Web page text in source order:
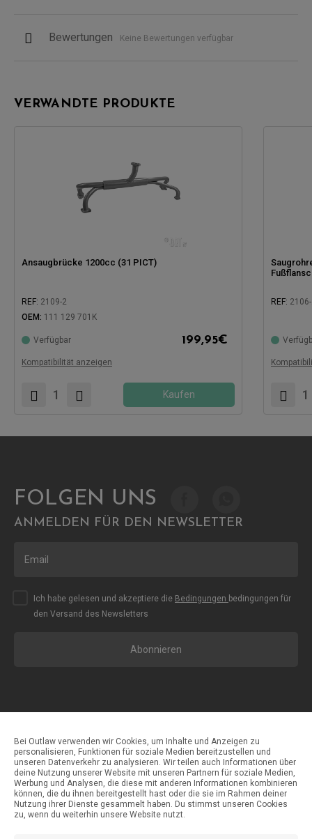
Bewertungen Keine Bewertungen verfügbar
VERWANDTE PRODUKTE
Ansaugbrücke 1200cc (31 PICT)
REF: 2109-2
OEM: 111 129 701K
Verfügbar 199,95€
Kompatibilität anzeigen
Kaufen
REF:
FOLGEN UNS
ANMELDEN FÜR DEN NEWSLETTER
Abonnieren
Ich habe gelesen und akzeptiere die Bedingungen bedingungen für
den Versand des Newsletters
Zahlungsmethoden
Versandmethoden
Bei Outlaw verwenden wir Cookies, um Inhalte und Anzeigen zu
personalisieren, Funktionen für soziale Medien bereitzustellen und
unseren Datenverkehr zu analysieren. Wir teilen auch Informationen über
deine Nutzung unserer Website mit unseren Partnern für soziale Medien,
Werbung und Analysen, die diese mit anderen Informationen kombinieren
können, die du ihnen bereitgestellt hast oder die sie im Rahmen deiner
Nutzung ihrer Dienste gesammelt haben. Du stimmst unseren Cookies
zu, wenn du weiterhin unsere Website nutzt.